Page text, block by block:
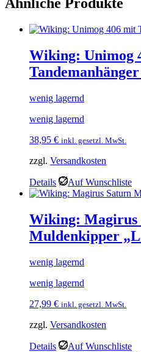
Ähnliche Produkte
Wiking: Unimog
wenig lagernd
wenig lagernd
38,95 € inkl. gesetzl. MwSt.
zzgl. Versandkosten
Details Auf Wunschliste
Wiking: Magirus
Muldenkipper
wenig lagernd
wenig lagernd
27,99 € inkl. gesetzl. MwSt.
zzgl. Versandkosten
Details Auf Wunschliste